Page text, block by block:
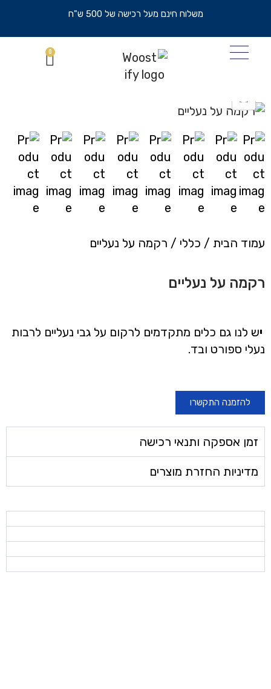
משלוח חינם מעל רכישה של 500 ש"ח
0
עמוד הבית / כללי / רקמה על נעליים
רקמה על נעליים
יש לנו גם כלים מתקדמים לרקום על גבי נעליים לרבות
נעלי ספורט ובד.
להזמנה התקשרו
זמן אספקה ותנאי רכישה
מדיניות החזרת מוצרים